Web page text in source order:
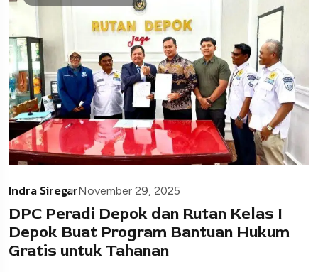
Indra SiregarNovember 29, 2025
DPC Peradi Depok dan Rutan Kelas I
Depok Buat Program Bantuan Hukum
Gratis untuk Tahanan